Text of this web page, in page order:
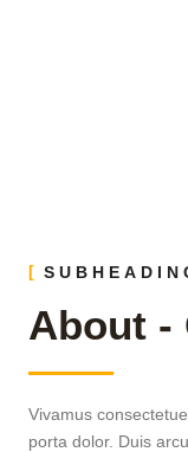
About -
Vivamus
porta dolor. Duis